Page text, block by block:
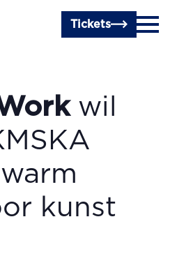
Tickets
wil
kunst